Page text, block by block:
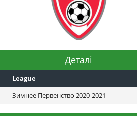
Деталі
League
Зимнее Первенство 2020-2021